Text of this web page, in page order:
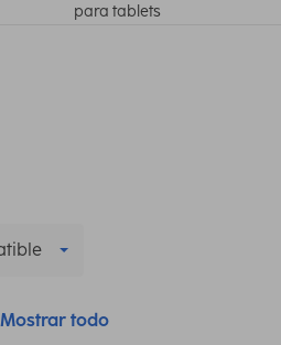
para tablets
Mostrar todo